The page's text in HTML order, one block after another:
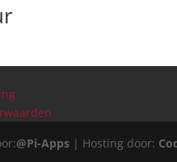
@Pi-Apps | Hosting door: